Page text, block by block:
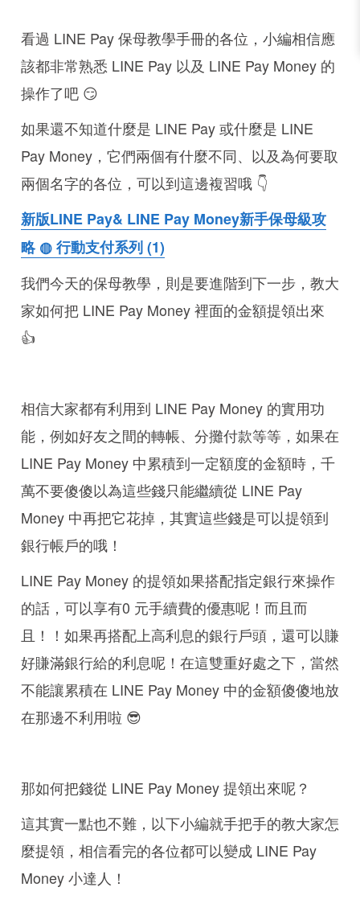
看過 LINE Pay 保母教學手冊的各位，小編相信應
該都非常熟悉 LINE Pay 以及 LINE Pay Money 的
操作了吧 😏
如果還不知道什麼是 LINE Pay 或什麼是 LINE
Pay Money，它們兩個有什麼不同、以及為何要取
兩個名字的各位，可以到這邊複習哦 👇
新版LINE Pay& LINE Pay Money新手保母級攻
略 ◍ 行動支付系列 (1)
我們今天的保母教學，則是要進階到下一步，教大
家如何把 LINE Pay Money 裡面的金額提領出來
👍
相信大家都有利用到 LINE Pay Money 的實用功
能，例如好友之間的轉帳、分攤付款等等，如果在
LINE Pay Money 中累積到一定額度的金額時，千
萬不要傻傻以為這些錢只能繼續從 LINE Pay
Money 中再把它花掉，其實這些錢是可以提領到
銀行帳戶的哦！
LINE Pay Money 的提領如果搭配指定銀行來操作
的話，可以享有0 元手續費的優惠呢！而且而
且！！如果再搭配上高利息的銀行戶頭，還可以賺
好賺滿銀行給的利息呢！在這雙重好處之下，當然
不能讓累積在 LINE Pay Money 中的金額傻傻地放
在那邊不利用啦 😎
那如何把錢從 LINE Pay Money 提領出來呢？
這其實一點也不難，以下小編就手把手的教大家怎
麼提領，相信看完的各位都可以變成 LINE Pay
Money 小達人！